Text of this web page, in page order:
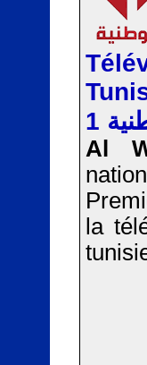
1
Al
la